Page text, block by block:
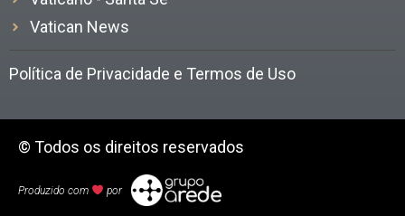
Vatican News
Política de Privacidade e Termos de Uso
© Todos os direitos reservados
Produzido com por